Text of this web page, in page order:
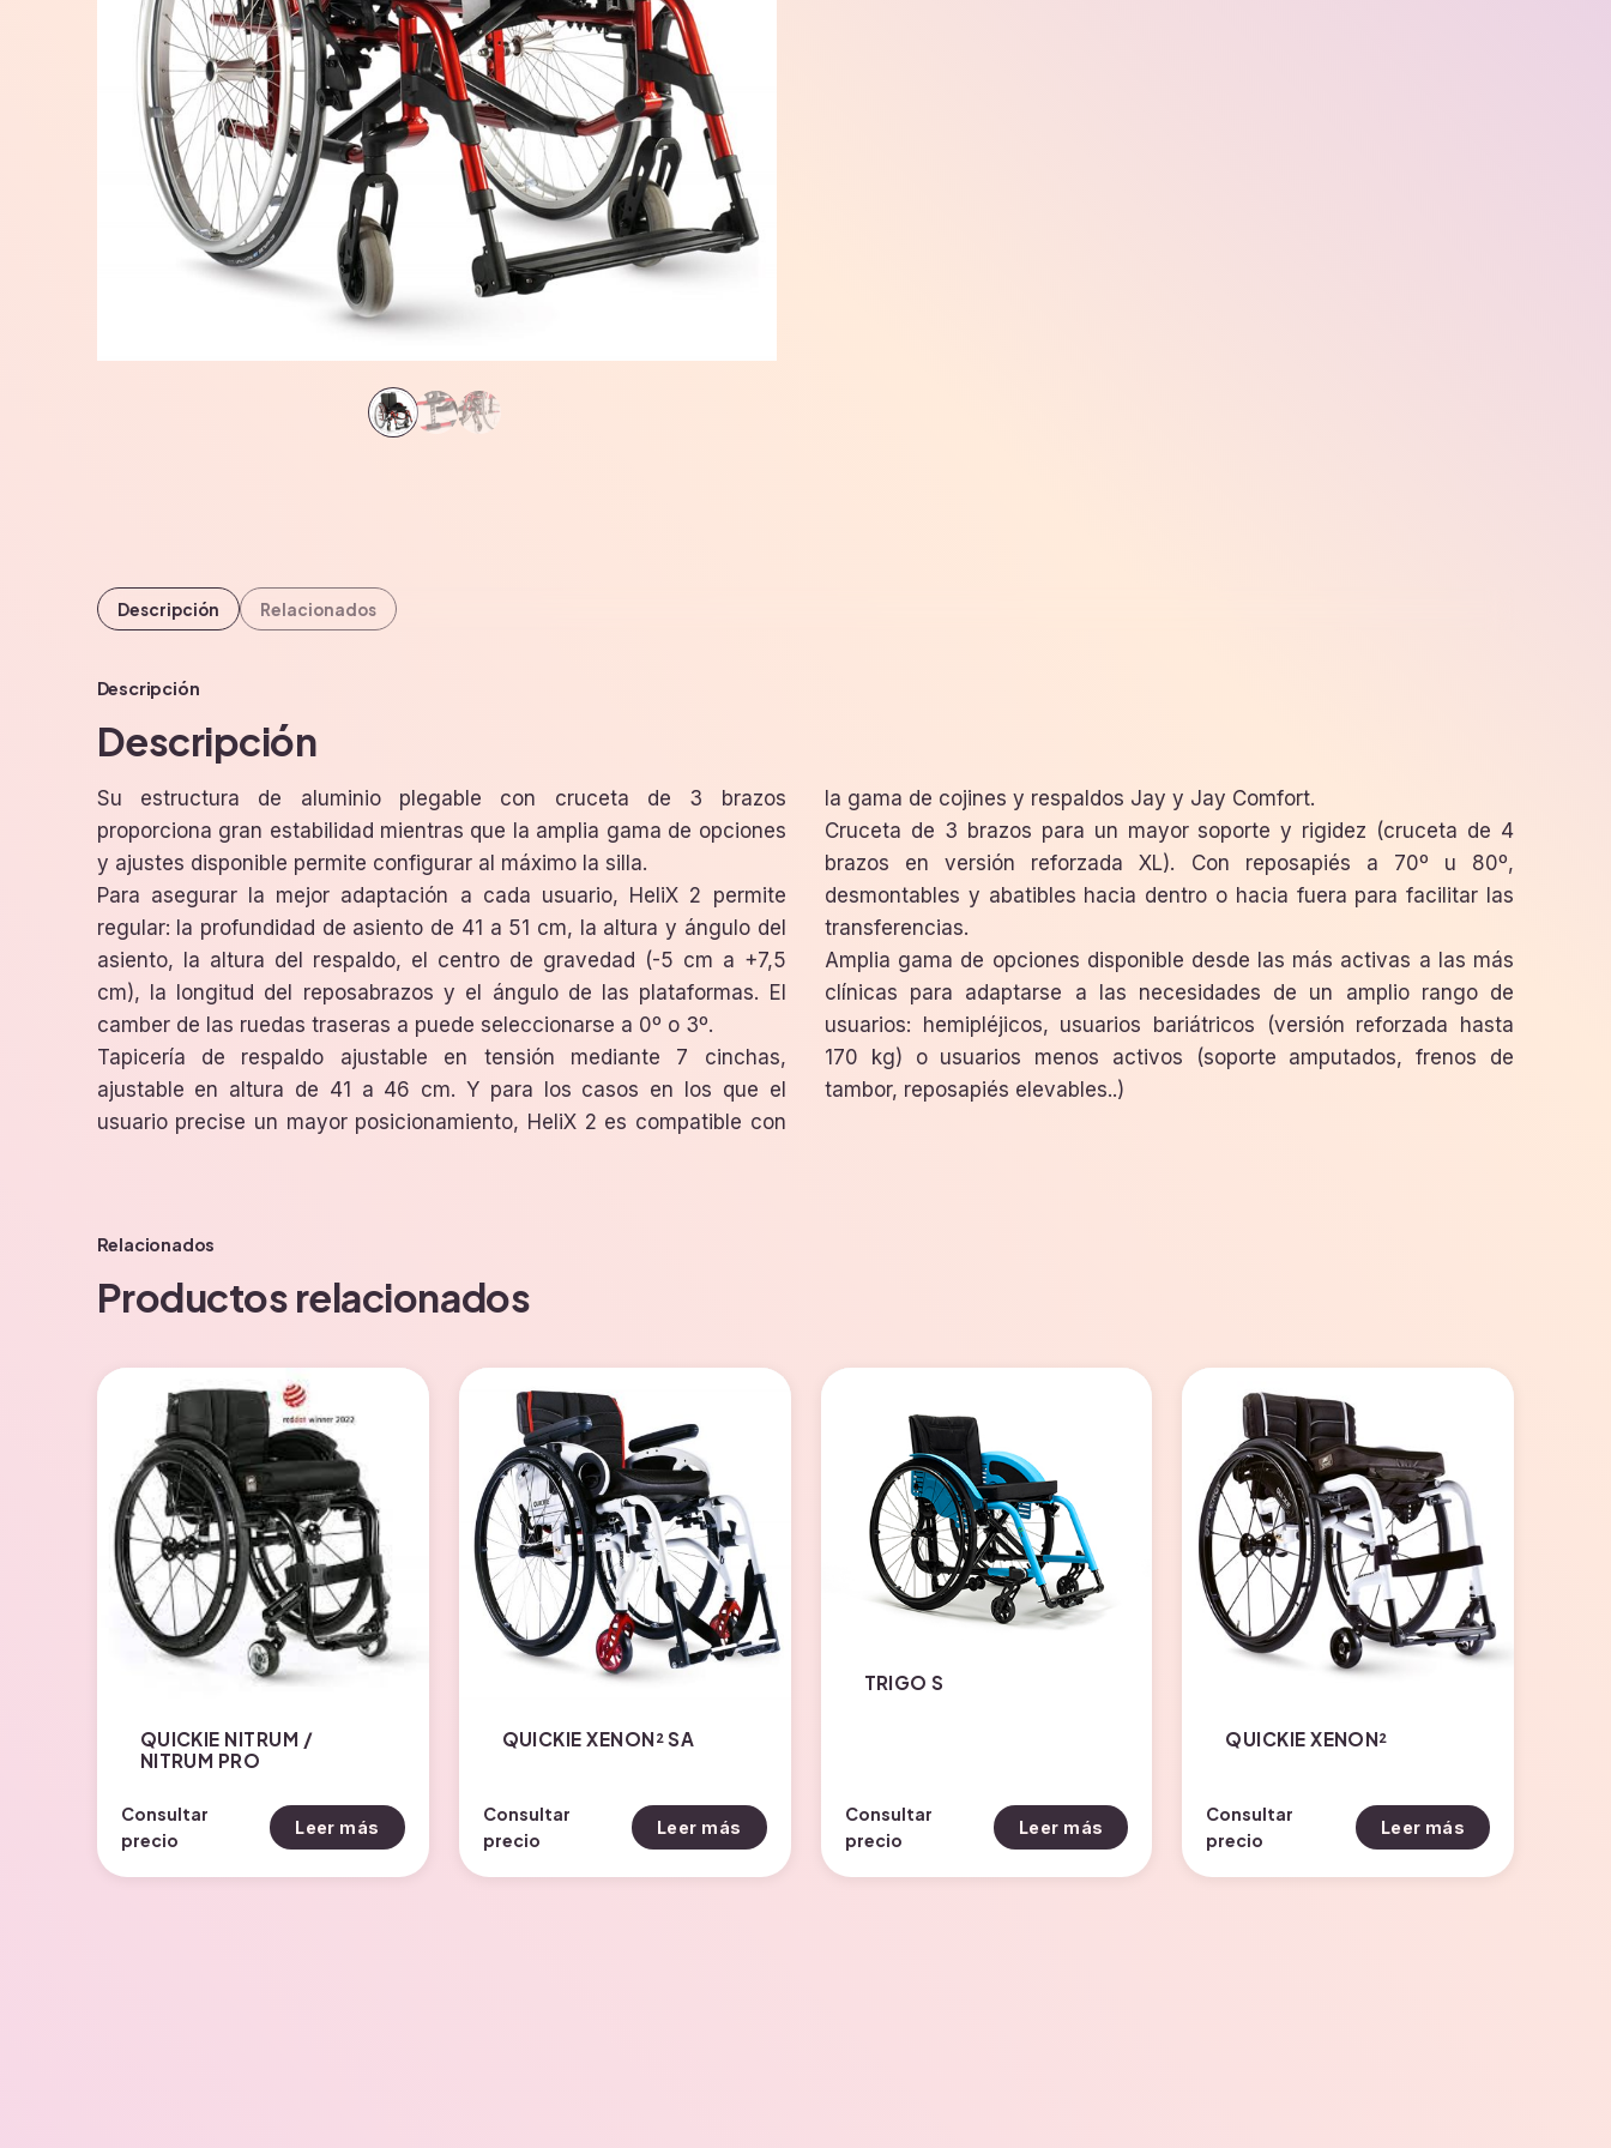
Descripción Relacionados
Descripción
Descripción
Su estructura de aluminio plegable con cruceta de 3 brazos
proporciona gran estabilidad mientras que la amplia gama de opciones
y ajustes disponible permite configurar al máximo la silla.
Para asegurar la mejor adaptación a cada usuario, HeliX 2 permite
regular: la profundidad de asiento de 41 a 51 cm, la altura y ángulo del
asiento, la altura del respaldo, el centro de gravedad (-5 cm a +7,5
cm), la longitud del reposabrazos y el ángulo de las plataformas. El
camber de las ruedas traseras a puede seleccionarse a 0º o 3º.
Tapicería de respaldo ajustable en tensión mediante 7 cinchas,
ajustable en altura de 41 a 46 cm. Y para los casos en los que el
usuario precise un mayor posicionamiento, HeliX 2 es compatible con
la gama de cojines y respaldos Jay y Jay Comfort.
Cruceta de 3 brazos para un mayor soporte y rigidez (cruceta de 4
brazos en versión reforzada XL). Con reposapiés a 70º u 80º,
desmontables y abatibles hacia dentro o hacia fuera para facilitar las
transferencias.
Amplia gama de opciones disponible desde las más activas a las más
clínicas para adaptarse a las necesidades de un amplio rango de
usuarios: hemipléjicos, usuarios bariátricos (versión reforzada hasta
170 kg) o usuarios menos activos (soporte amputados, frenos de
tambor, reposapiés elevables..)
Relacionados
Productos relacionados
QUICKIE NITRUM /
NITRUM PRO
Consultar
precio
Leer más
QUICKIE XENON² SA
Consultar
precio
Leer más
TRIGO S
Consultar
precio
Leer más
QUICKIE XENON²
Consultar
precio
Leer más